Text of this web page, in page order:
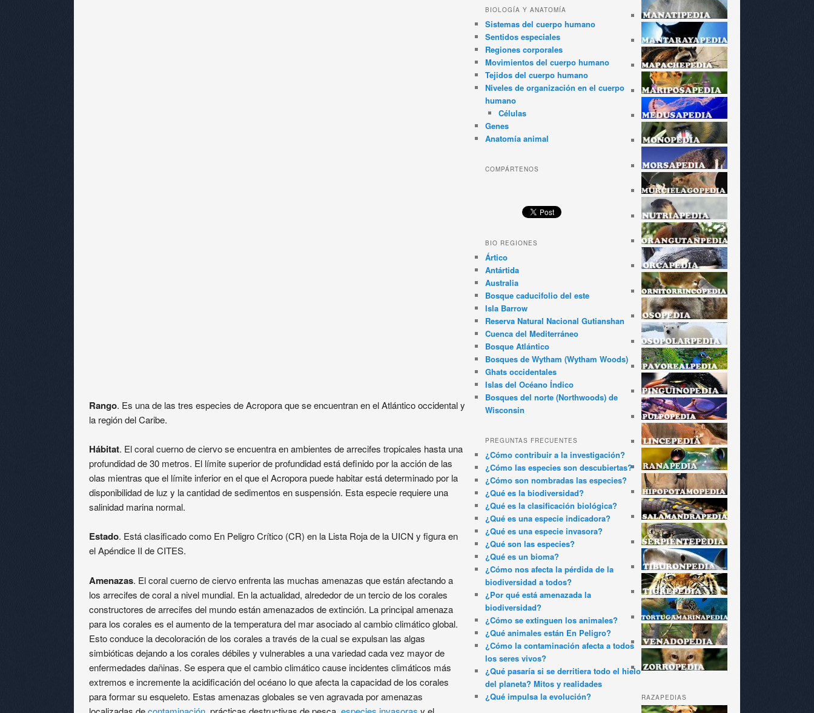
Rango. Es una de las tres especies de Acropora que se encuentran en el Atlántico occidental y
la región del Caribe.
Hábitat. El coral cuerno de ciervo se encuentra en ambientes de arrecifes tropicales hasta una
profundidad de 30 metros. El límite superior de profundidad está definido por la acción de las
olas mientras que el límite inferior en el que el Acropora puede habitar está determinado por la
disponibilidad de luz y la cantidad de sedimentos en suspensión. Esta especie requiere una
salinidad marina normal.
Estado. Está clasificado como En Peligro Crítico (CR) en la Lista Roja de la UICN y figura en
el Apéndice II de CITES.
Amenazas. El coral cuerno de ciervo enfrenta las muchas amenazas que están afectando a
los arrecifes de coral a nivel mundial. En la actualidad, alrededor de un tercio de los corales
constructores de arrecifes del mundo están amenazados de extinción. La principal amenaza
para los corales es el aumento de la temperatura del mar asociado al cambio climático global.
Esto conduce la decoloración de los corales a través de la cual se expulsan las algas
simbióticas dejando a los corales débiles y vulnerables a una variedad cada vez mayor de
enfermedades dañinas. Se espera que el cambio climático cause incidentes climáticos más
extremos e incremente la acidificación del océano lo que afecta la capacidad de los corales
para formar su esqueleto. Estas amenazas globales se ven agravada por amenazas
RAZAPEDIAS
BIOLOGÍA Y ANATOMÍA
Sistemas del cuerpo humano
Sentidos especiales
Regiones corporales
Movimientos del cuerpo humano
Tejidos del cuerpo humano
Niveles de organización en el cuerpo
humano
Células
Genes
Anatomía animal
COMPÁRTENOS
BIO REGIONES
Ártico
Antártida
Australia
Bosque caducifolio del este
Isla Barrow
Reserva Natural Nacional Gutianshan
Cuenca del Mediterráneo
Bosque Atlántico
Bosques de Wytham (Wytham Woods)
Ghats occidentales
Islas del Océano Índico
Bosques del norte (Northwoods) de
Wisconsin
PREGUNTAS FRECUENTES
¿Cómo contribuir a la investigación?
¿Cómo las especies son descubiertas?
¿Cómo son nombradas las especies?
¿Qué es la biodiversidad?
¿Qué es la clasificación biológica?
¿Qué es una especie indicadora?
¿Qué es una especie invasora?
¿Qué son las especies?
¿Qué es un bioma?
¿Cómo nos afecta la pérdida de la
biodiversidad a todos?
¿Por qué está amenazada la
biodiversidad?
¿Cómo se extinguen los animales?
¿Qué animales están En Peligro?
¿Cómo la contaminación afecta a todos
los seres vivos?
¿Qué pasaría si se derritiera todo el hielo
del planeta? Mitos y realidades
¿Qué impulsa la evolución?